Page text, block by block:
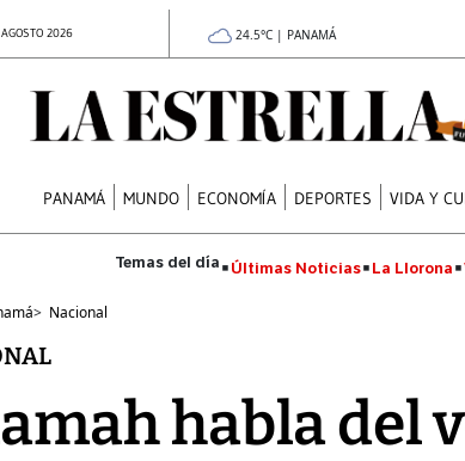
2026 24.5°C | PANAMÁ
PANAMÁ MUNDO ECONOMÍA DEPORTES VIDA Y
Últimas Noticias La Llorona
> Nacional
habla del